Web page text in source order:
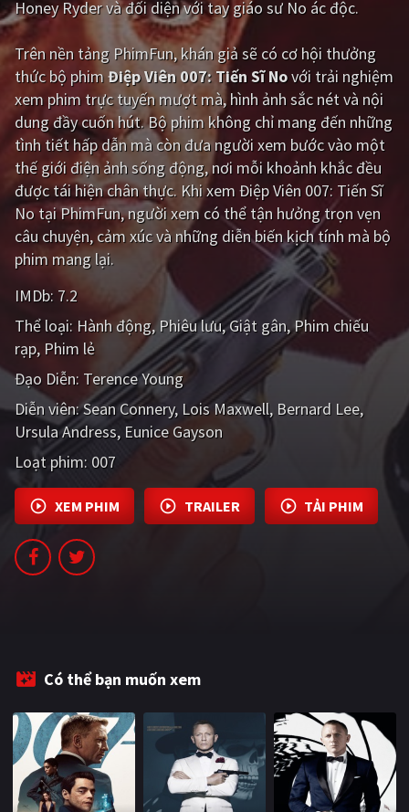
Gia đình
Bí ẩn Lịch sử
Viễn Tây Tiểu sử
GameShow DramaTV
QUỐC GIA
Âu - Mỹ Trung Quốc - Hồng Kông
Hàn Quốc
Ấn Độ Việt Nam
Tổng hợp
CẬP NHẬT
PHIM MỚI
PHIM BỘ
PHIM LẺ
PHIM CHIẾU RẠP
TUYỂN TẬP PHIM
Honey Ryder và đối diện với tay giáo sư No ác độc.
Trên nền tảng PhimFun, khán giả sẽ có cơ hội thưởng
thức bộ phimĐiệp Viên 007: Tiến Sĩ Novới trải nghiệm
xem phim trực tuyến mượt mà, hình ảnh sắc nét và nội
dung đầy cuốn hút. Bộ phim không chỉ mang đến những
tình tiết hấp dẫn mà còn đưa người xem bước vào một
thế giới điện ảnh sống động, nơi mỗi khoảnh khắc đều
được tái hiện chân thực. Khi xem Điệp Viên 007: Tiến Sĩ
No tại PhimFun, người xem có thể tận hưởng trọn vẹn
câu chuyện, cảm xúc và những diễn biến kịch tính mà bộ
phim mang lại.
IMDb: 7.2
Thể loại: Hành động Phiêu lưu Giật gân Phim chiếu
rạp Phim lẻ
Đạo Diễn: Terence Young
Diễn viên:Sean Connery Lois Maxwell Bernard Lee
Ursula Andress Eunice Gayson
Loạt phim: 007
XEM PHIM TRAILER TẢI PHIM
Có thể bạn muốn xem